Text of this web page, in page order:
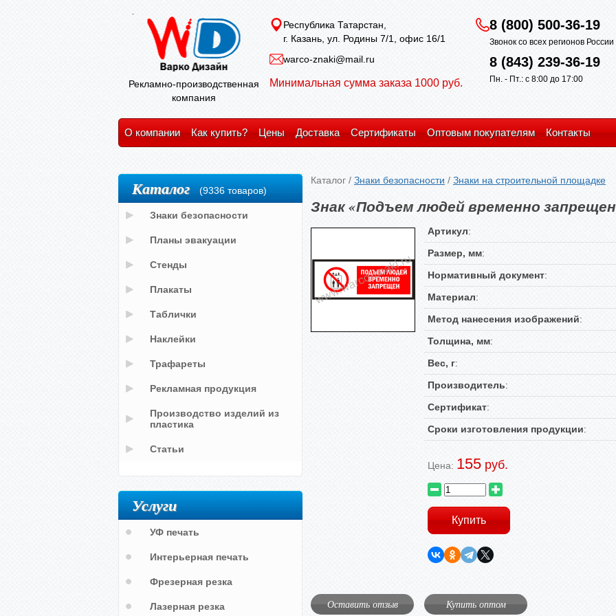
Рекламно-производственная
компания
Республика Татарстан,
г. Казань, ул. Родины 7/1, офис 16/1
warco-znaki@mail.ru
Минимальная сумма заказа 1000 руб.
8 (800) 500-36-19
Звонок со всех регионов
8 (843) 239-36-19
Пн. - Пт.: с 8:00 до 17:00
О компании Как купить? Цены Доставка Сертификаты Оптовым покупателям Контакты
Каталог / Знаки безопасности / Знаки на строительной площадке
Знак «Подъем людей временно
Артикул:
Размер, мм:
Нормативный документ:
Материал:
Метод нанесения изображений:
Толщина, мм:
Вес, г:
Производитель:
Сертификат:
Сроки изготовления продукции:
Цена: 155 руб.
Оставить отзыв Купить оптом
Каталог (9336 товаров)
Знаки безопасности
Планы эвакуации
Стенды
Плакаты
Таблички
Наклейки
Трафареты
Рекламная продукция
Производство изделий из
пластика
Статьи
Услуги
УФ печать
Интерьерная печать
Фрезерная резка
Лазерная резка